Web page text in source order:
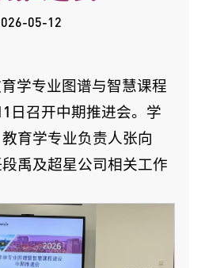
05-12
学专业图谱与智慧课程
日召开中期推进会。学
育学专业负责人张向
禹及超星公司相关工作